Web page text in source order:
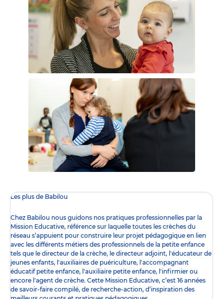
Les plus de Babilou
Chez Babilou nous guidons nos pratiques professionnelles par la
Mission Educative, référence sur laquelle toutes les crèches du
réseau s’appuient pour construire leur projet pédagogique en lien
avec les différents métiers des professionnels de la petite enfance
tels que le directeur de la crèche, le directeur adjoint, l'éducateur de
jeunes enfants, l'auxiliaires de puériculture, l'accompagnant
éducatif petite enfance, l'auxiliaire petite enfance, l'infirmier ou
encore l 'agent de crèche. Cette Mission Educative, c’est 16 années
de savoir-faire compilé, de recherche-action, d’inspiration des